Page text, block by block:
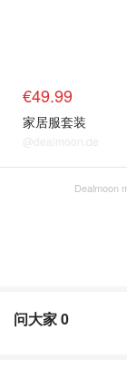
€49.99
家居服套装
@dealmoon.de
Dealmoon
问大家0